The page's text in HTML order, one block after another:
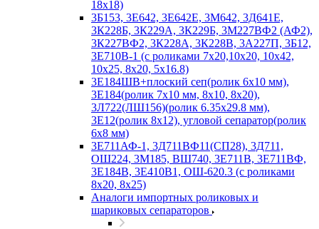
18х18)
3Б153, 3Е642, 3Е642Е, 3М642, 3Д641Е,
3К228Б, 3К229А, 3К229Б, 3М227ВФ2 (АФ2),
3К227ВФ2, 3К228А, 3К228В, 3А227П, 3Б12,
3Е710В-1 (с роликами 7х20,10х20, 10х42,
10х25, 8х20, 5х16.8)
3Е184ШВ+плоский сеп(ролик 6х10 мм),
3Е184(ролик 7х10 мм, 8х10, 8х20),
3Л722(ЛШ156)(ролик 6.35х29.8 мм),
3Е12(ролик 8х12), угловой сепаратор(ролик
6х8 мм)
3Е711АФ-1, 3Д711ВФ11(СП28), 3Д711,
ОШ224, 3М185, ВШ740, 3Е711В, 3Е711ВФ,
3Е184В, 3Е410В1, ОШ-620.3 (с роликами
8х20, 8х25)
Аналоги импортных роликовых и
шариковых сепараторов